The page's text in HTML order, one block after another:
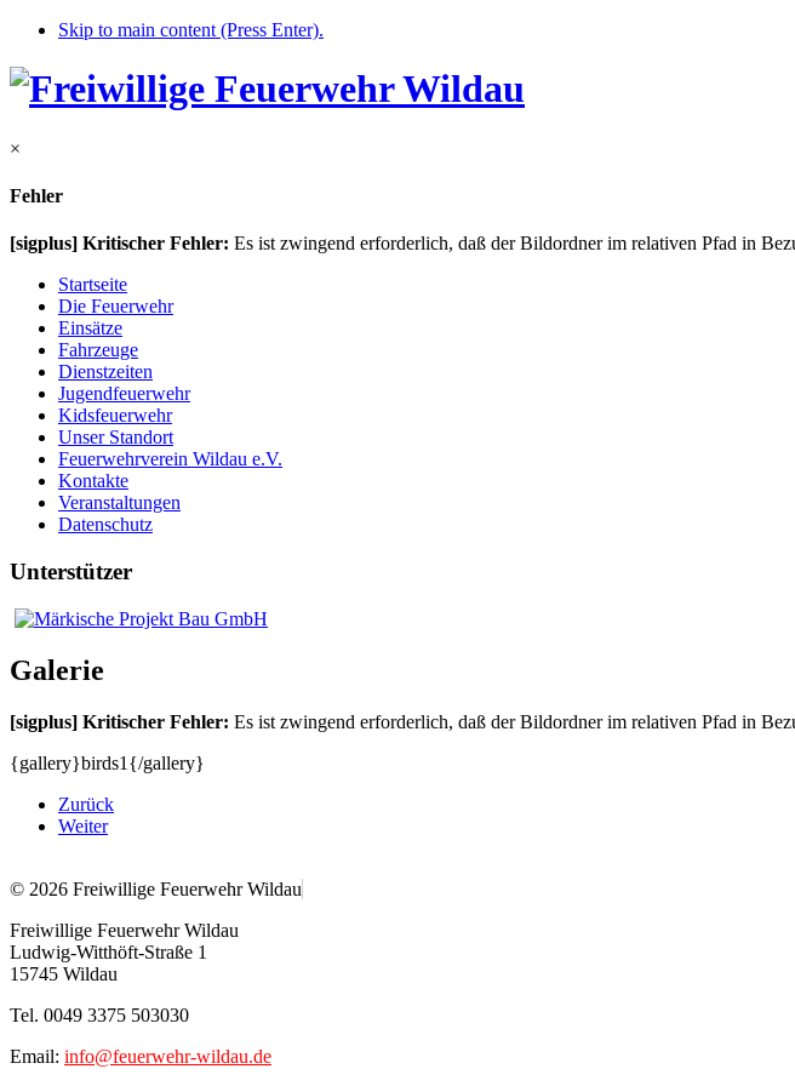
Skip to main content (Press Enter).
×
Fehler
[sigplus] Kritischer Fehler: Es ist zwingend erforderlich, daß der Bildordner im relativen Pfad in
Startseite
Die Feuerwehr
Einsätze
Fahrzeuge
Dienstzeiten
Jugendfeuerwehr
Kidsfeuerwehr
Unser Standort
Feuerwehrverein Wildau e.V.
Kontakte
Veranstaltungen
Datenschutz
Unterstützer
Galerie
[sigplus] Kritischer Fehler: Es ist zwingend erforderlich, daß der Bildordner im relativen Pfad in
{gallery}birds1{/gallery}
Zurück
Weiter
© 2026 Freiwillige Feuerwehr Wildau
Freiwillige Feuerwehr Wildau
Ludwig-Witthöft-Straße 1
15745 Wildau
Tel. 0049 3375 503030
Email: info@feuerwehr-wildau.de